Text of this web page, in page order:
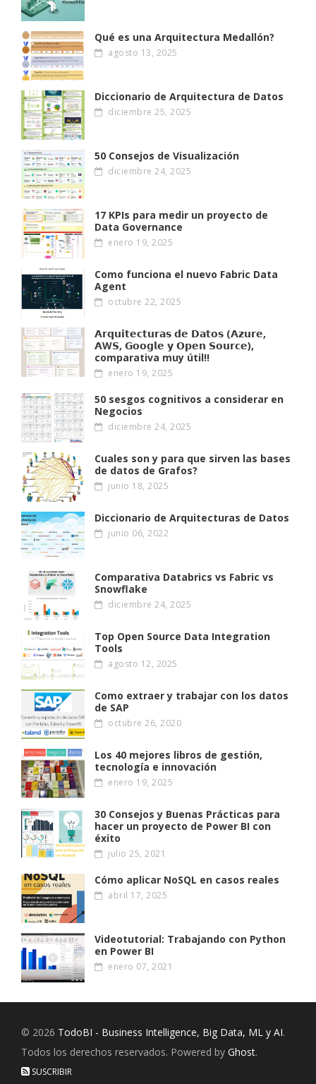
Qué es una Arquitectura Medallón?
agosto 13, 2025
Diccionario de Arquitectura de Datos
diciembre 25, 2025
50 Consejos de Visualización
diciembre 24, 2025
17 KPIs para medir un proyecto de
Data Governance
enero 19, 2025
Como funciona el nuevo Fabric Data
Agent
octubre 22, 2025
𝗔𝗿𝗾𝘂𝗶𝘁𝗲𝗰𝘁𝘂𝗿𝗮𝘀 𝗱𝗲 𝗗𝗮𝘁𝗼𝘀 (𝗔𝘇𝘂𝗿𝗲,
𝗔W𝗦, 𝗚𝗼𝗼𝗴𝗹𝗲 𝘆 𝗢𝗽𝗲𝗻 𝗦𝗼𝘂𝗿𝗰𝗲),
comparativa muy útil!!
enero 19, 2025
50 sesgos cognitivos a considerar en
Negocios
diciembre 24, 2025
Cuales son y para que sirven las bases
de datos de Grafos?
junio 18, 2025
Diccionario de Arquitecturas de Datos
junio 06, 2022
Comparativa Databrics vs Fabric vs
Snowflake
diciembre 24, 2025
Top Open Source Data Integration
Tools
agosto 12, 2025
Como extraer y trabajar con los datos
de SAP
octubre 26, 2020
Los 40 mejores libros de gestión,
tecnología e innovación
enero 19, 2025
30 Consejos y Buenas Prácticas para
hacer un proyecto de Power BI con
éxito
julio 25, 2021
Cómo aplicar NoSQL en casos reales
abril 17, 2025
Videotutorial: Trabajando con Python
en Power BI
enero 07, 2021
© 2026 TodoBI - Business Intelligence, Big Data, ML y AI.
Todos los derechos reservados. Powered by Ghost.
SUSCRIBIR